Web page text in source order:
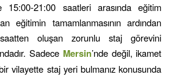
21:00 saatleri arasında eğitim
eğitimin tamamlanmasının ardından
oluşan zorunlu staj görevini
Sadece Mersin’nde değil, ikamet
vilayette staj yeri bulmanız konusunda